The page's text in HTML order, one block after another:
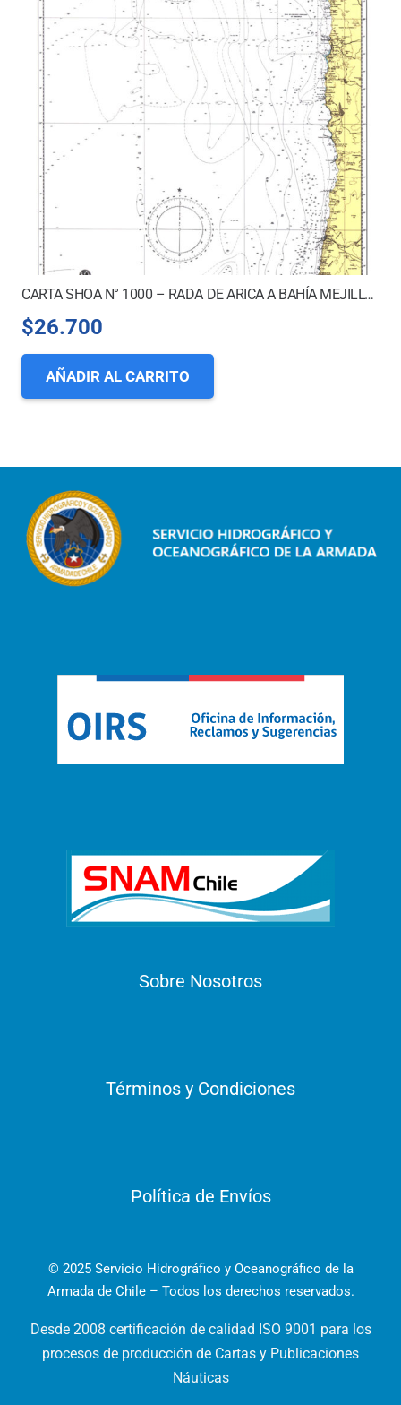
CARTA SHOA N° 1000 – RADA DE ARICA A BAHÍA MEJILLONES DEL SUR *
$26.700
AÑADIR AL CARRITO
Sobre Nosotros
Términos y Condiciones
Política de Envíos
© 2025 Servicio Hidrográfico y Oceanográfico de la
Armada de Chile – Todos los derechos reservados.
Desde 2008 certificación de calidad ISO 9001 para los
procesos de producción de Cartas y Publicaciones
Náuticas